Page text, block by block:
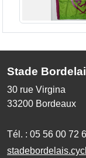
Stade
30 rue Virgina
33200 Bordeaux
Tél. : 05 56 00 72